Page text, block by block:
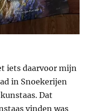
iets daarvoor mijn
in Snoekerijen
Dat
vinden was